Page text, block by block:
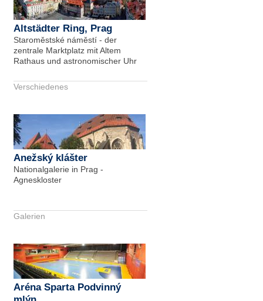
Altstädter Ring, Prag
Staroměstské náměstí - der
zentrale Marktplatz mit Altem
Rathaus und astronomischer Uhr
Verschiedenes
Anežský klášter
Nationalgalerie in Prag -
Agneskloster
Galerien
Aréna Sparta Podvinný